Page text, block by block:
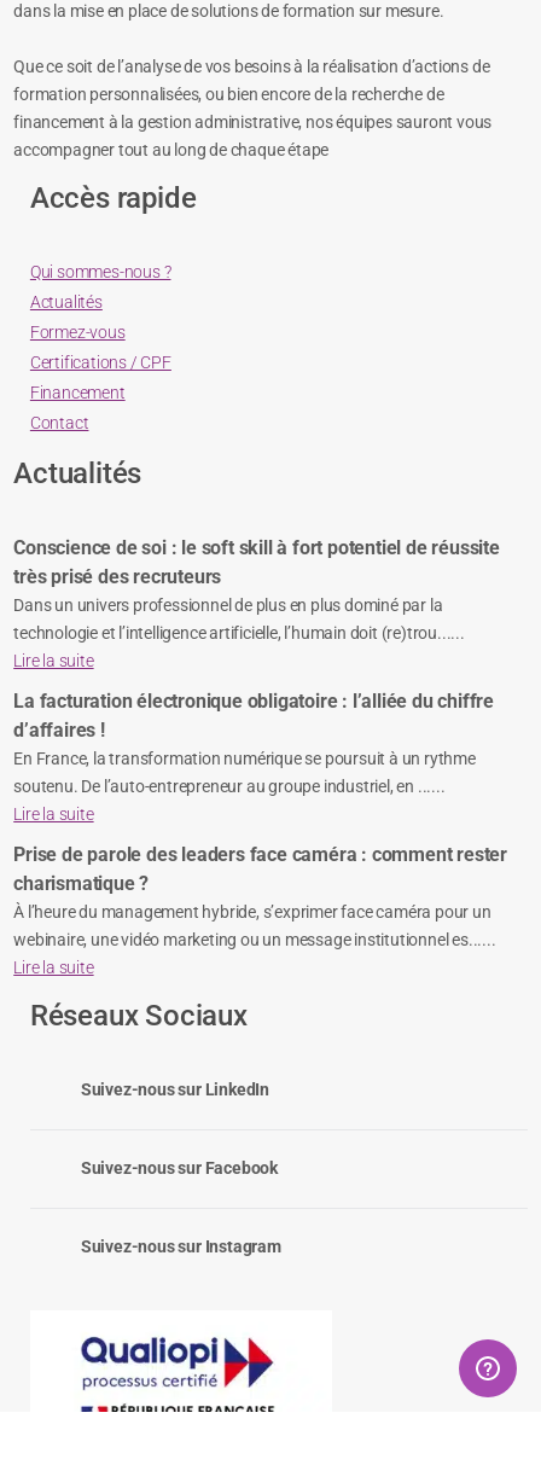
dans la mise en place de solutions de formation sur mesure.
Que ce soit de l’analyse de vos besoins à la réalisation d’actions de
formation personnalisées, ou bien encore de la recherche de
financement à la gestion administrative, nos équipes sauront vous
accompagner tout au long de chaque étape
Accès rapide
Qui sommes-nous ?
Actualités
Formez-vous
Certifications / CPF
Financement
Contact
Actualités
Conscience de soi : le soft skill à fort potentiel de réussite
très prisé des recruteurs
Dans un univers professionnel de plus en plus dominé par la
technologie et l’intelligence artificielle, l’humain doit (re)trou......
Lire la suite
La facturation électronique obligatoire : l’alliée du chiffre
d’affaires !
En France, la transformation numérique se poursuit à un rythme
soutenu. De l’auto-entrepreneur au groupe industriel, en ......
Lire la suite
Prise de parole des leaders face caméra : comment rester
charismatique ?
À l’heure du management hybride, s’exprimer face caméra pour un
webinaire, une vidéo marketing ou un message institutionnel es......
Lire la suite
Réseaux Sociaux
Suivez-nous sur LinkedIn
Suivez-nous sur Facebook
Suivez-nous sur Instagram